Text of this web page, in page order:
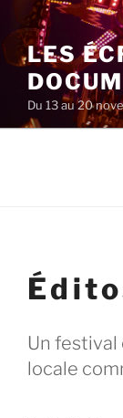
au
contenu
principal
LES
Du 13 au 20
Un festival
locale